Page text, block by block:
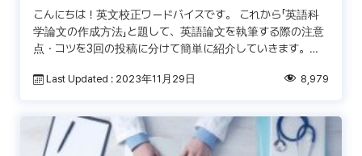
こんにちは！英文校正ワードバイスです。 これから「英語科
学論文の作成方法」と題して、英語論文を執筆する際の注意
点・コツを3回の投稿に分けて簡単に紹介していきます。第
時点 […]
Last Updated : 2023年11月29日 8,979